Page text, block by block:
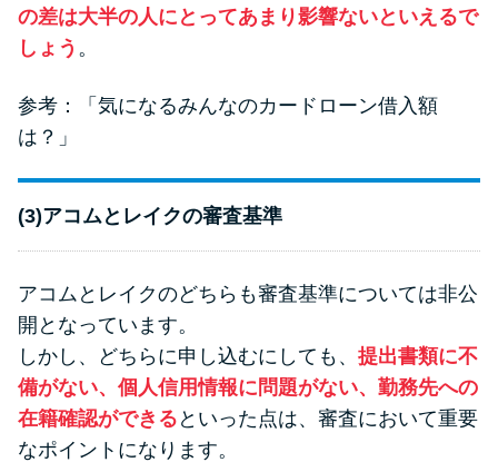
の差は大半の人にとってあまり影響ないといえるで
しょう 。
参考：
「気になるみんなのカードローン借入額
は？」
(3)アコムとレイクの審査基準
アコムとレイクのどちらも審査基準については非公
開となっています。
しかし、どちらに申し込むにしても、 提出書類に不
備がない、個人信用情報に問題がない、勤務先への
在籍確認ができる といった点は、審査において重要
なポイントになります。